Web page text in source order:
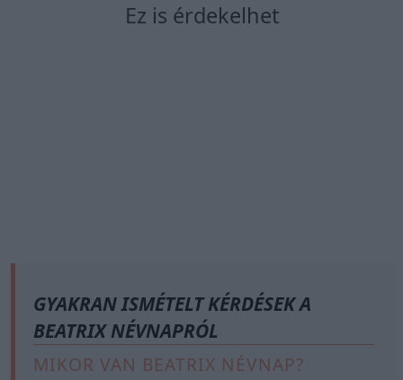
Ez is érdekelhet
GYAKRAN ISMÉTELT KÉRDÉSEK A
BEATRIX NÉVNAPRÓL
MIKOR VAN BEATRIX NÉVNAP?